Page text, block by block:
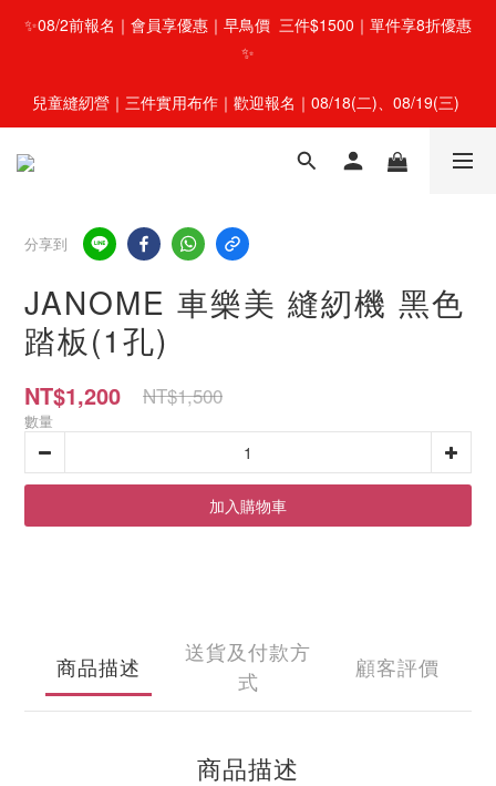
✨08/2前報名｜會員享優惠｜早鳥價  三件$1500｜單件享8折優惠
✨
兒童縫紉營｜三件實用布作｜歡迎報名｜08/18(二)、08/19(三)
分享到
JANOME 車樂美 縫紉機 黑色
踏板(1孔)
NT$1,200 NT$1,500
數量
加入購物車
商品描述
送貨及付款方
式
顧客評價
商品描述